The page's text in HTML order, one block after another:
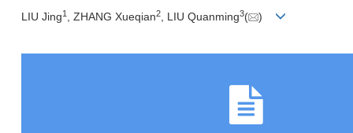
LIU Jing1 , ZHANG Xueqian2 , LIU Quanming3( )